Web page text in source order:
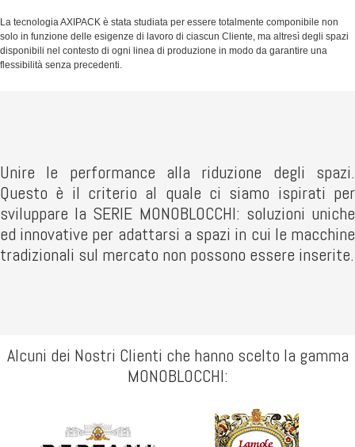
La tecnologia AXIPACK è stata studiata per essere totalmente componibile non
solo in funzione delle esigenze di lavoro di ciascun Cliente, ma altresì degli spazi
disponibili nel contesto di ogni linea di produzione in modo da garantire una
flessibilità senza precedenti.
Unire le performance alla riduzione degli spazi.
Questo è il criterio al quale ci siamo ispirati per
sviluppare la SERIE MONOBLOCCHI: soluzioni uniche
ed innovative per adattarsi a spazi in cui le macchine
tradizionali sul mercato non possono essere inserite.
Alcuni dei Nostri Clienti che hanno scelto la gamma
MONOBLOCCHI: